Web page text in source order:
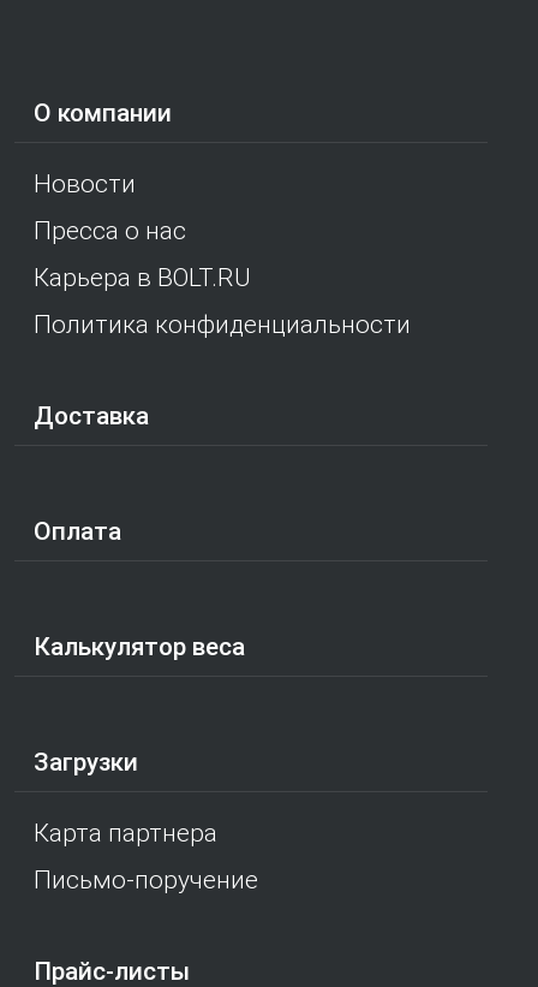
О компании
Новости
Пресса о нас
Карьера в BOLT.RU
Политика конфиденциальности
Доставка
Оплата
Калькулятор веса
Загрузки
Карта партнера
Письмо-поручение
Прайс-листы